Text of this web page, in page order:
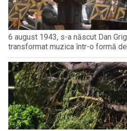
6 august 1943, s-a născut Dan
transformat muzica într-o formă